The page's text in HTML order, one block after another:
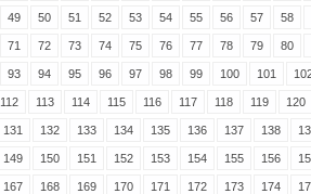
49 50 51 52 53 54 55 56 57 58
71 72 73 74 75 76 77 78 79 80
93 94 95 96 97 98 99 100 101
112 113 114 115 116 117 118 119 120
131 132 133 134 135 136 137 138
149 150 151 152 153 154 155 156
167 168 169 170 171 172 173 174